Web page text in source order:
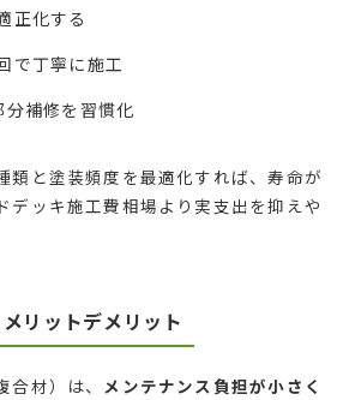
正化する
で丁寧に施工
分補修を習慣化
類と塗装頻度を最適化すれば、寿命が
デッキ施工費相場より実支出を抑えや
リットデメリット
材）は、 メンテナンス負担が小さく